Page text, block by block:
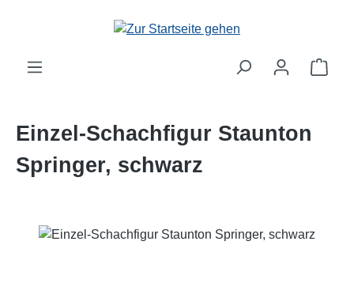
Zum Hauptinhalt springen
Einzel-Schachfigur Staunton
Springer, schwarz
Bildergalerie überspringen